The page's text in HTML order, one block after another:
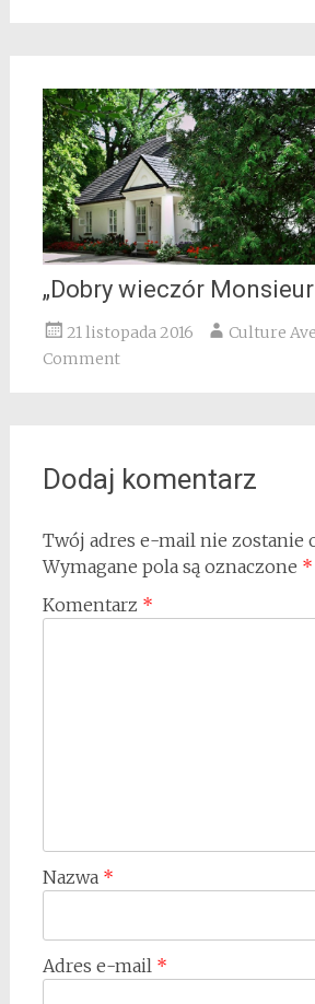
„Dobry wieczór Monsieur
21 listopada 2016 Culture
Comment
Dodaj komentarz
Twój adres e-mail nie zostanie
Wymagane pola są oznaczone *
Komentarz *
Nazwa *
Adres e-mail *